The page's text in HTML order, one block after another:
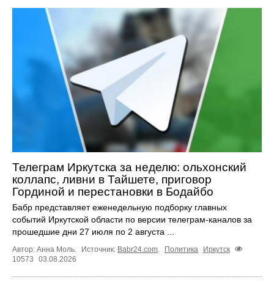
Телеграм Иркутска за неделю: ольхонский
коллапс, ливни в Тайшете, приговор
Гординой и перестановки в Бодайбо
Бабр представляет еженедельную подборку главных
событий Иркутской области по версии телеграм-каналов за
прошедшие дни 27 июля по 2 августа ...
Автор: Анна Моль. Источник: Babr24.com. Политика
Иркутск
10573
03.08.2026